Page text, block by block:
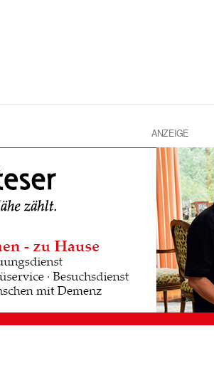
ANZEIGE